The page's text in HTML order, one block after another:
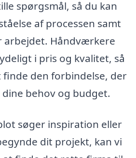
spørgsmål, så du kan
af processen samt
arbejdet. Håndværkere
i pris og kvalitet, så
den forbindelse, der
behov og budget.
søger inspiration eller
dit projekt, kan vi